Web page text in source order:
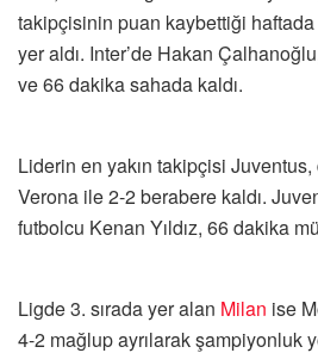
takipçisinin puan kaybettiği
yer aldı. Inter’de Hakan
ve 66 dakika sahada kaldı.
Liderin en yakın takipçisi
Verona ile 2-2 berabere kaldı.
futbolcu Kenan Yıldız, 66 dakika
Ligde 3. sırada yer alan Milan ise
4-2 mağlup ayrılarak şampiyonluk